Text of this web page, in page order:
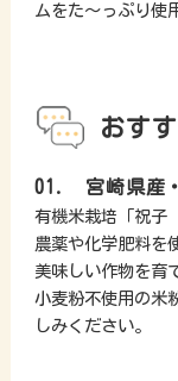
ムをた～っぷり使
おす
01. 宮崎県産
有機米栽培「祝子
農薬や化学肥料を
美味しい作物を育
小麦粉不使用の米
しみください。